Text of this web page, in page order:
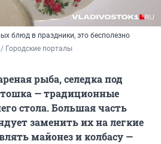
блюд в праздники, это бесполезно
Городские порталы
рыба, селедка под
— традиционные
стола. Большая часть
заменить их на легкие
майонез и колбасу —